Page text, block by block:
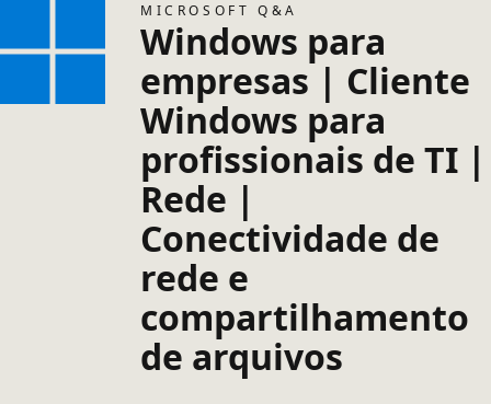
MICROSOFT Q&A
Windows para
empresas | Cliente
Windows para
profissionais de TI |
Rede |
Conectividade de
rede e
compartilhamento
de arquivos